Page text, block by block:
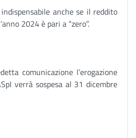
anche se il reddito
2024 è pari a “zero”.
comunicazione l’erogazione
verrà sospesa al 31 dicembre